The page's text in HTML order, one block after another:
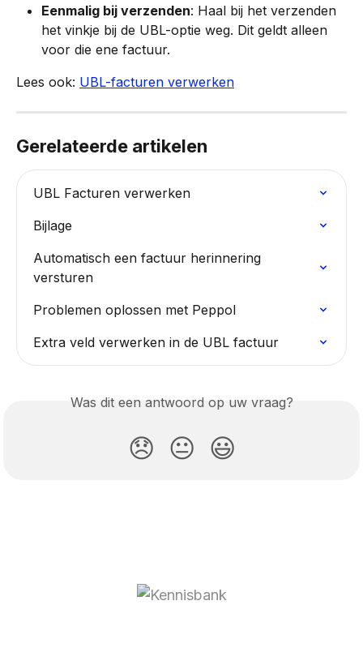
Eenmalig bij verzenden: Haal bij het verzenden
het vinkje bij de UBL-optie weg. Dit geldt alleen
voor die ene factuur.
Lees ook: UBL-facturen verwerken
Gerelateerde artikelen
UBL Facturen verwerken
Bijlage
Automatisch een factuur herinnering
versturen
Problemen oplossen met Peppol
Extra veld verwerken in de UBL factuur
Was dit een antwoord op uw vraag?
😞 😐 😃